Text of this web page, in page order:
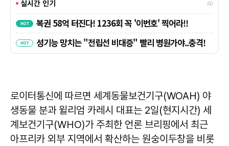
로이터통신에 따르면 세계동물보건기구(WOAH) 야
생동물 분과 윌리엄 카레시 대표는 2일(현지시간) 세
계보건기구(WHO)가 주최한 언론 브리핑에서 최근
아프리카 외부 지역에서 확산하는 원숭이두창을 비롯